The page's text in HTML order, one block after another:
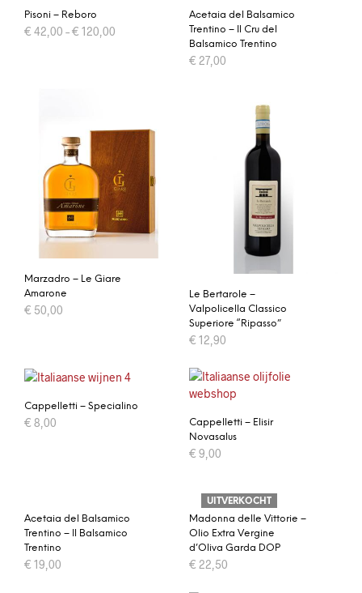
Pisoni – Reboro
€ 42,00 –€ 120,00
Acetaia del Balsamico
Trentino – Il Cru del
Balsamico Trentino
€ 27,00
Marzadro – Le Giare
Amarone
€ 50,00
Le Bertarole –
Valpolicella Classico
Superiore “Ripasso”
€ 12,90
Cappelletti – Specialino
€ 8,00
Cappelletti – Elisir
Novasalus
€ 9,00
Acetaia del Balsamico
Trentino – Il Balsamico
Trentino
€ 19,00
UITVERKOCHT
Madonna delle Vittorie –
Olio Extra Vergine
d’Oliva Garda DOP
€ 22,50